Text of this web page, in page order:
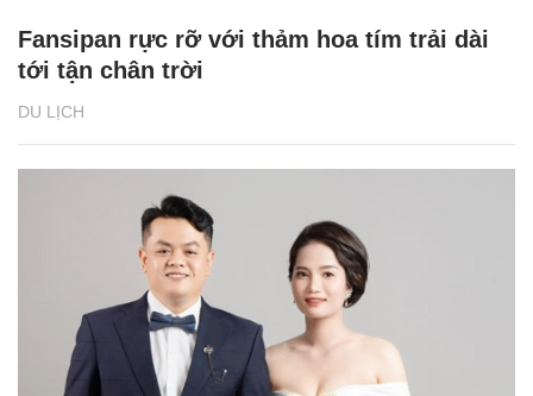
DU LỊCH
Fansipan rực rỡ với thảm hoa tím trải dài
tới tận chân trời